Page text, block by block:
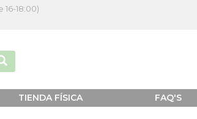
16-18:00)
TIENDA FÍSICA FAQ'S